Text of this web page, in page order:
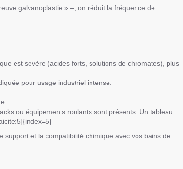
galvanoplastie » –, on réduit la fréquence de
est sévère (acides forts, solutions de chromates), plus
pour usage industriel intense.
ou équipements roulants sont présents. Un tableau
support et la compatibilité chimique avec vos bains de